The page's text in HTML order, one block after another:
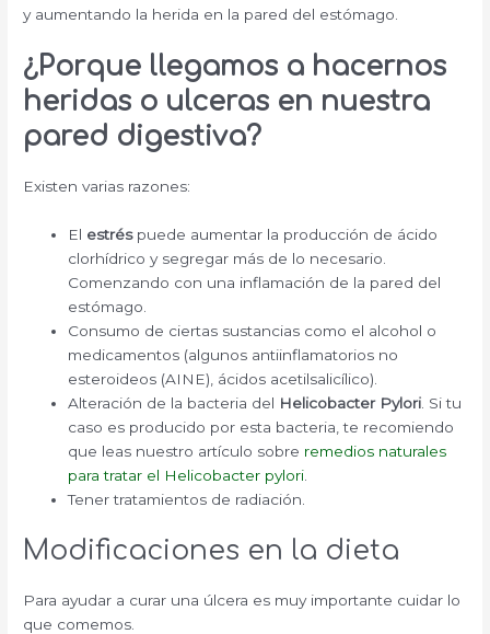
y aumentando la herida en la pared del estómago.
¿Porque llegamos a hacernos
heridas o ulceras en nuestra
pared digestiva?
Existen varias razones:
El estréspuede aumentar la producción de ácido
clorhídrico y segregar más de lo necesario.
Comenzando con una inflamación de la pared del
estómago.
Consumo de ciertas sustancias como el alcohol o
medicamentos (algunos antiinflamatorios no
esteroideos (AINE), ácidos acetilsalicílico).
Alteración de la bacteria del Helicobacter Pylori . Si tu
caso es producido por esta bacteria, te recomiendo
que leas nuestro artículo sobre remedios naturales
para tratar el Helicobacter pylori
Tener tratamientos de radiación.
Modificaciones en la dieta
Para ayudar a curar una úlcera es muy importante cuidar lo
que comemos.